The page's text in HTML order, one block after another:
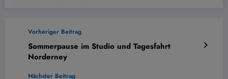
Vorheriger Beitrag
Sommerpause im Studio und Tagesfahrt
Norderney
Nächster Beitrag